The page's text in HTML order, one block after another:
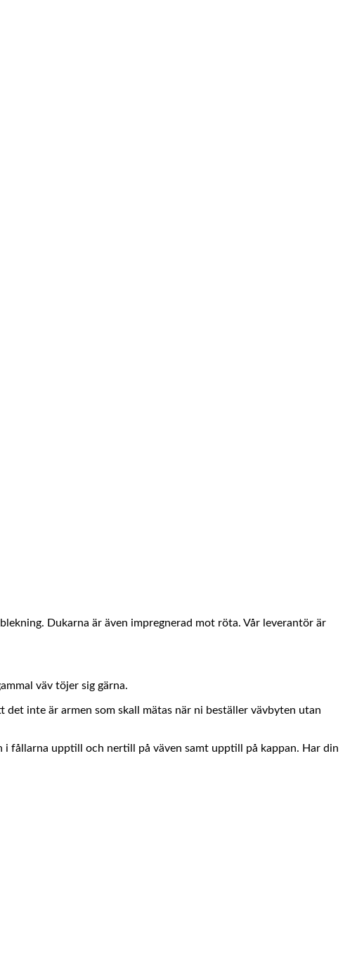
Dukarna är även impregnerad mot röta. Vår leverantör är
väv töjer sig gärna.
inte är armen som skall mätas när ni beställer vävbyten utan
i fållarna upptill och nertill på väven samt upptill på kappan. Har din